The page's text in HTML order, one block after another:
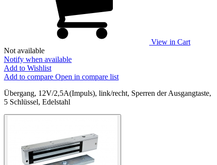
View in Cart
Not available
Notify when available
Add to Wishlist
Add to compare Open in compare list
Übergang, 12V/2,5А(Impuls), link/recht, Sperren der Ausgangtaste,
5 Schlüssel, Edelstahl